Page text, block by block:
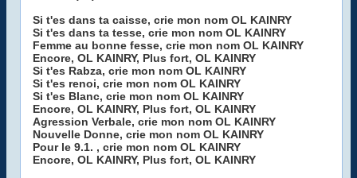
Si t'es dans ta caisse, crie mon nom OL KAINRY
Si t'es dans ta tesse, crie mon nom OL KAINRY
Femme au bonne fesse, crie mon nom OL KAINRY
Encore, OL KAINRY, Plus fort, OL KAINRY
Si t'es Rabza, crie mon nom OL KAINRY
Si t'es renoi, crie mon nom OL KAINRY
Si t'es Blanc, crie mon nom OL KAINRY
Encore, OL KAINRY, Plus fort, OL KAINRY
Agression Verbale, crie mon nom OL KAINRY
Nouvelle Donne, crie mon nom OL KAINRY
Pour le 9.1. , crie mon nom OL KAINRY
Encore, OL KAINRY, Plus fort, OL KAINRY